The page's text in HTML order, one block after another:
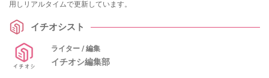
用しリアルタイムで更新しています。
イチオシスト
ライター / 編集
イチオシ編集部